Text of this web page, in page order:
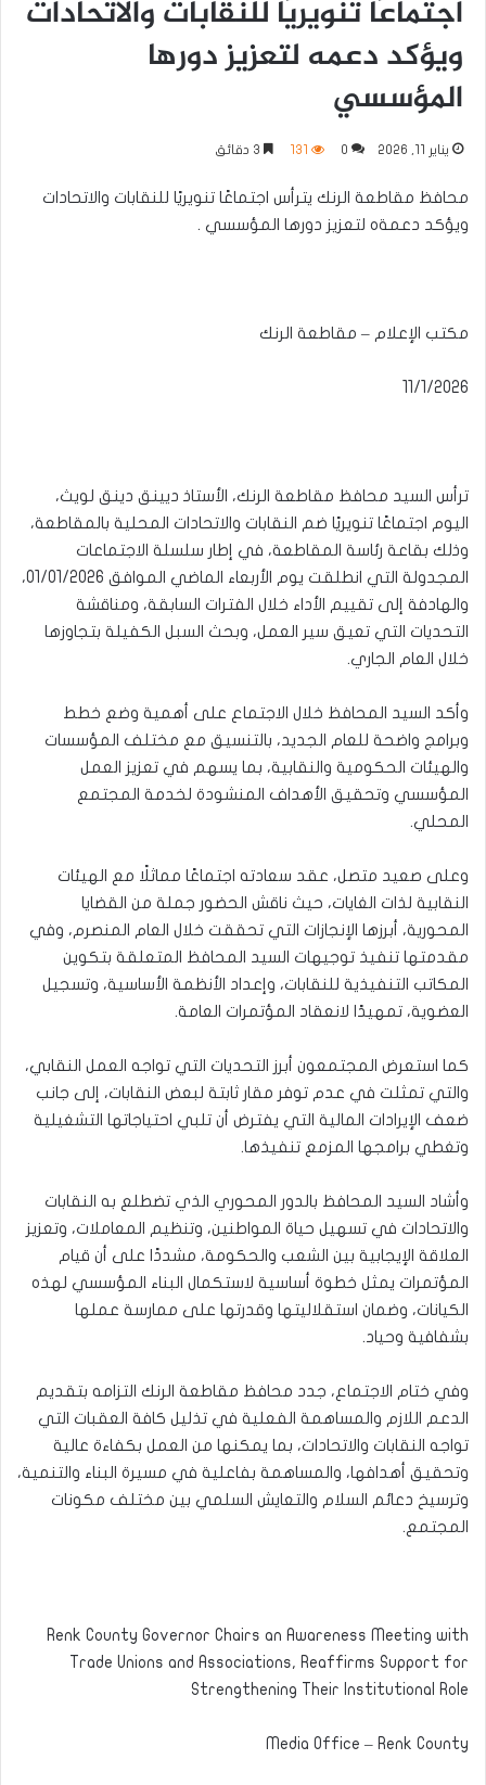
اجتماعًا تنويريًا للنقابات والاتحادات
ويؤكد دعمه لتعزيز دورها
المؤسسي
يناير 11, 2026 0
131
محافظ مقاطعة الرنك يترأس اجتماعًا تنويريًا للنقابات والاتحادات
ويؤكد دعمةه لتعزيز دورها المؤسسي .
مكتب الإعلام – مقاطعة الرنك
11/1/2026
ترأس السيد محافظ مقاطعة الرنك، الأستاذ ديينق دينق لويث،
اليوم اجتماعًا تنويريًا ضم النقابات والاتحادات المحلية بالمقاطعة،
وذلك بقاعة رئاسة المقاطعة، في إطار سلسلة الاجتماعات
المجدولة التي انطلقت يوم الأربعاء الماضي الموافق 01/01/2026،
والهادفة إلى تقييم الأداء خلال الفترات السابقة، ومناقشة
التحديات التي تعيق سير العمل، وبحث السبل الكفيلة بتجاوزها
خلال العام الجاري.
وأكد السيد المحافظ خلال الاجتماع على أهمية وضع خطط
وبرامج واضحة للعام الجديد، بالتنسيق مع مختلف المؤسسات
والهيئات الحكومية والنقابية، بما يسهم في تعزيز العمل
المؤسسي وتحقيق الأهداف المنشودة لخدمة المجتمع
المحلي.
وعلى صعيد متصل، عقد سعادته اجتماعًا مماثلًا مع الهيئات
النقابية لذات الغايات، حيث ناقش الحضور جملة من القضايا
المحورية، أبرزها الإنجازات التي تحققت خلال العام المنصرم، وفي
مقدمتها تنفيذ توجيهات السيد المحافظ المتعلقة بتكوين
المكاتب التنفيذية للنقابات، وإعداد الأنظمة الأساسية، وتسجيل
العضوية، تمهيدًا لانعقاد المؤتمرات العامة.
كما استعرض المجتمعون أبرز التحديات التي تواجه العمل النقابي،
والتي تمثلت في عدم توفر مقار ثابتة لبعض النقابات، إلى جانب
ضعف الإيرادات المالية التي يفترض أن تلبي احتياجاتها التشغيلية
وتغطي برامجها المزمع تنفيذها.
وأشاد السيد المحافظ بالدور المحوري الذي تضطلع به النقابات
والاتحادات في تسهيل حياة المواطنين، وتنظيم المعاملات، وتعزيز
العلاقة الإيجابية بين الشعب والحكومة، مشددًا على أن قيام
المؤتمرات يمثل خطوة أساسية لاستكمال البناء المؤسسي لهذه
الكيانات، وضمان استقلاليتها وقدرتها على ممارسة عملها
بشفافية وحياد.
وفي ختام الاجتماع، جدد محافظ مقاطعة الرنك التزامه بتقديم
الدعم اللازم والمساهمة الفعلية في تذليل كافة العقبات التي
تواجه النقابات والاتحادات، بما يمكنها من العمل بكفاءة عالية
وتحقيق أهدافها، والمساهمة بفاعلية في مسيرة البناء والتنمية،
وترسيخ دعائم السلام والتعايش السلمي بين مختلف مكونات
المجتمع.
Renk County Governor Chairs an Awareness Meeting with
Trade Unions and Associations, Reaffirms Support for
Strengthening Their Institutional Role
Media Office – Renk County